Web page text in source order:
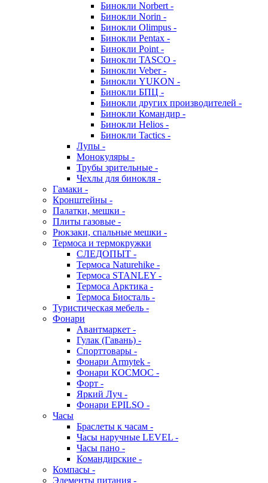
Бинокли Norbert -
Бинокли Norin -
Бинокли Olimpus -
Бинокли Pentax -
Бинокли Point -
Бинокли TASCO -
Бинокли Veber -
Бинокли YUKON -
Бинокли БПЦ -
Бинокли других производителей -
Бинокли Командир -
Бинокли Helios -
Бинокли Tactics -
Лупы -
Монокуляры -
Трубы зрительные -
Чехлы для бинокля -
Гамаки -
Кронштейны -
Палатки, мешки -
Плиты газовые -
Рюкзаки, спальные мешки -
Термоса и термокружки
СЛЕДОПЫТ -
Термоса Naturehike -
Термоса STANLEY -
Термоса Арктика -
Термоса Биосталь -
Туристическая мебель -
Фонари
Авантмаркет -
Гулак (Гавань) -
Спорттовары -
Фонари Armytek -
Фонари КОСМОС -
Форт -
Яркий Луч -
Фонари EPILSO -
Часы
Браслеты к часам -
Часы наручные LEVEL -
Часы пано -
Командирские -
Компасы -
Элементы питания -